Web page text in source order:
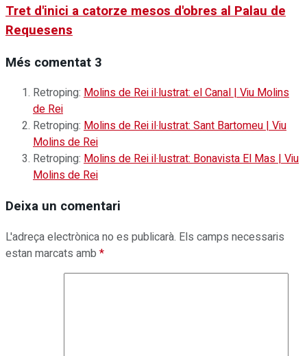
Tret d'inici a catorze mesos d'obres al Palau de
Requesens
Més comentat 3
Retroping: Molins de Rei il·lustrat: el Canal | Viu Molins
de Rei
Retroping: Molins de Rei il·lustrat: Sant Bartomeu | Viu
Molins de Rei
Retroping: Molins de Rei il·lustrat: Bonavista El Mas | Viu
Molins de Rei
Deixa un comentari
L'adreça electrònica no es publicarà. Els camps necessaris
estan marcats amb *